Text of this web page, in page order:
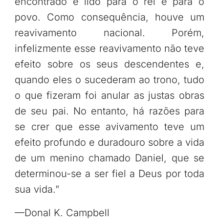
povo. Como consequência, houve um
reavivamento nacional. Porém,
infelizmente esse reavivamento não teve
efeito sobre os seus descendentes e,
quando eles o sucederam ao trono, tudo
o que fizeram foi anular as justas obras
de seu pai. No entanto, há razões para
se crer que esse avivamento teve um
efeito profundo e duradouro sobre a vida
de um menino chamado Daniel, que se
determinou-se a ser fiel a Deus por toda
sua vida.”
—Donal K. Campbell